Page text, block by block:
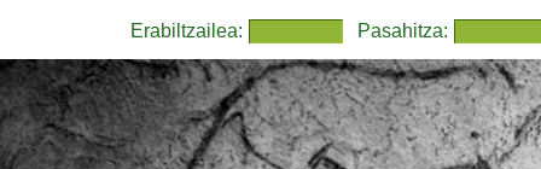
Erabiltzailea: Pasahitza: